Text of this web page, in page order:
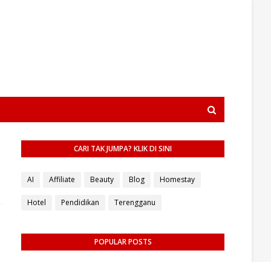
CARI TAK JUMPA? KLIK DI SINI
AI Affiliate Beauty Blog Homestay
Hotel Pendidikan Terengganu
POPULAR POSTS